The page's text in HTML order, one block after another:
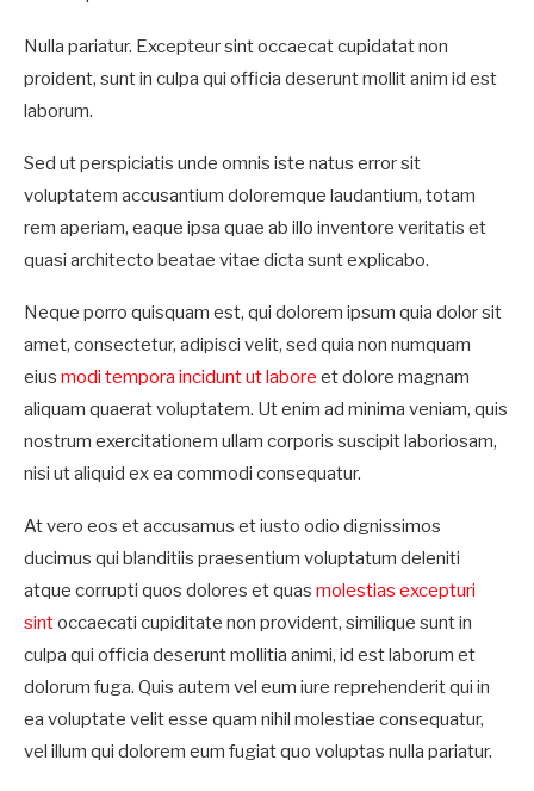
Nulla pariatur. Excepteur sint occaecat cupidatat non
proident, sunt in culpa qui officia deserunt mollit anim id est
laborum.
Sed ut perspiciatis unde omnis iste natus error sit
voluptatem accusantium doloremque laudantium, totam
rem aperiam, eaque ipsa quae ab illo inventore veritatis et
quasi architecto beatae vitae dicta sunt explicabo.
Neque porro quisquam est, qui dolorem ipsum quia dolor sit
amet, consectetur, adipisci velit, sed quia non numquam
eius modi tempora incidunt ut labore et dolore magnam
aliquam quaerat voluptatem. Ut enim ad minima veniam, quis
nostrum exercitationem ullam corporis suscipit laboriosam,
nisi ut aliquid ex ea commodi consequatur.
At vero eos et accusamus et iusto odio dignissimos
ducimus qui blanditiis praesentium voluptatum deleniti
atque corrupti quos dolores et quas molestias excepturi
sintoccaecati cupiditate non provident, similique sunt in
culpa qui officia deserunt mollitia animi, id est laborum et
dolorum fuga. Quis autem vel eum iure reprehenderit qui in
ea voluptate velit esse quam nihil molestiae consequatur,
vel illum qui dolorem eum fugiat quo voluptas nulla pariatur.